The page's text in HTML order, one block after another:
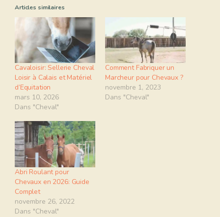
Articles similaires
Cavaloisir: Sellerie Cheval
Loisir à Calais et Matériel
d’Equitation
mars 10, 2026
Dans "Cheval"
Comment Fabriquer un
Marcheur pour Chevaux ?
novembre 1, 2023
Dans "Cheval"
Abri Roulant pour
Chevaux en 2026: Guide
Complet
novembre 26, 2022
Dans "Cheval"